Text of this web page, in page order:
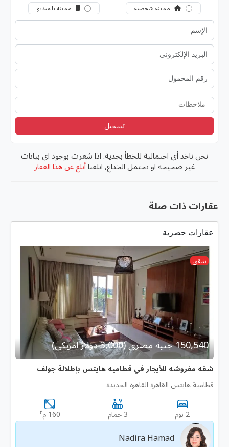
معاينة شخصية معاينة بالفيديو
تسجيل
نحن ناخد أى احتمالية للخطأ بجدية. اذا شعرت بوجود اى بيانات
غير صحيحه او تحتمل الخداع, ابلغنا أبلغ عن هذا العقار
عقارات ذات صلة
عقارات حصرية
شقق
150,540 جنية مصرى (3,000 دولار امريكى)
شقه مفروشه للأيجار في قطاميه هايتس بإطلالة جولف
قطامية هايتس القاهرة القاهرة الجديدة
2 نوم 3 حمام 160 م ٢
Nadira Hamad